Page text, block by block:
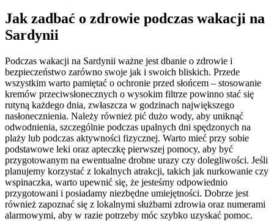
Jak zadbać o zdrowie podczas wakacji na
Sardynii
Podczas wakacji na Sardynii ważne jest dbanie o zdrowie i
bezpieczeństwo zarówno swoje jak i swoich bliskich. Przede
wszystkim warto pamiętać o ochronie przed słońcem – stosowanie
kremów przeciwsłonecznych o wysokim filtrze powinno stać się
rutyną każdego dnia, zwłaszcza w godzinach największego
nasłonecznienia. Należy również pić dużo wody, aby uniknąć
odwodnienia, szczególnie podczas upalnych dni spędzonych na
plaży lub podczas aktywności fizycznej. Warto mieć przy sobie
podstawowe leki oraz apteczkę pierwszej pomocy, aby być
przygotowanym na ewentualne drobne urazy czy dolegliwości. Jeśli
planujemy korzystać z lokalnych atrakcji, takich jak nurkowanie czy
wspinaczka, warto upewnić się, że jesteśmy odpowiednio
przygotowani i posiadamy niezbędne umiejętności. Dobrze jest
również zapoznać się z lokalnymi służbami zdrowia oraz numerami
alarmowymi, aby w razie potrzeby móc szybko uzyskać pomoc.